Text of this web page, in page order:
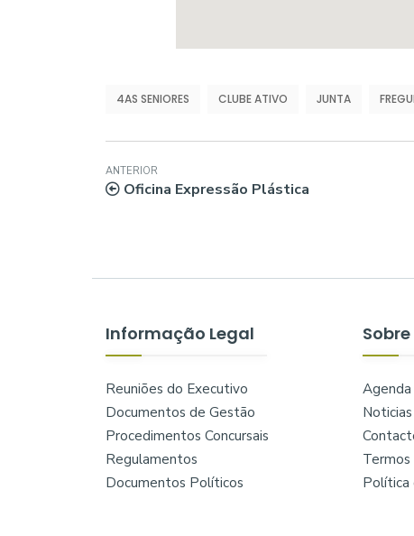
4AS SENIORES CLUBE ATIVO JUNTA
ANTERIOR
Oficina Expressão Plástica
Informação Legal
Reuniões do Executivo
Documentos de Gestão
Procedimentos Concursais
Regulamentos
Documentos Políticos
Sobre
Agenda
Noticias
Termos
Política